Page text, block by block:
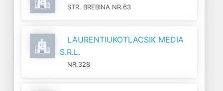
STR. BREBINA NR.63
LAURENTIUKOTLACSIK MEDIA
S.R.L.
NR.328